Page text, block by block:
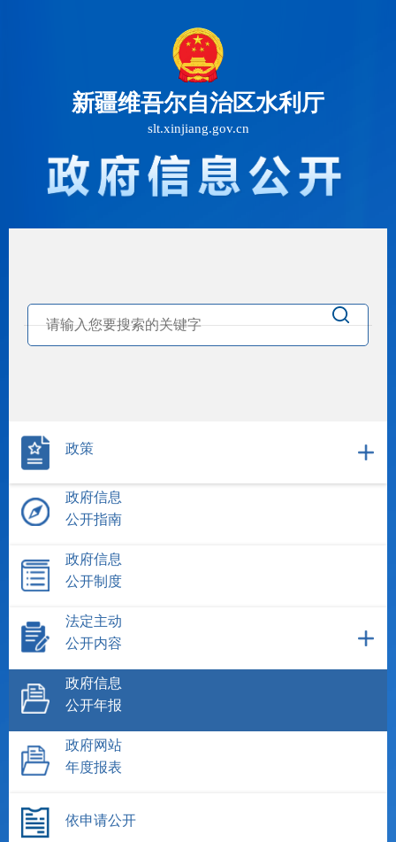
新疆维吾尔自治区水利厅
slt.xinjiang.gov.cn
政策
政府信息
公开指南
政府信息
公开制度
法定主动
公开内容
政府信息
公开年报
政府网站
年度报表
依申请公开